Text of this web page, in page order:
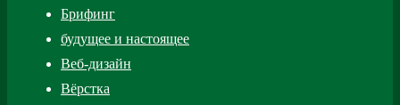
Брифинг
будущее и настоящее
Веб-дизайн
Вёрстка